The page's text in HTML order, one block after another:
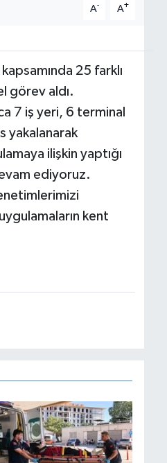
A- A+
25 farklı
görev aldı.
7 iş yeri, 6 terminal
yakalanarak
ilişkin yaptığı
ediyoruz.
kent